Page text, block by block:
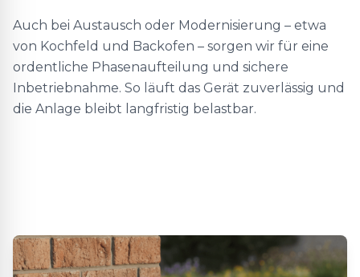
Auch bei Austausch oder Modernisierung – etwa
von Kochfeld und Backofen – sorgen wir für eine
ordentliche Phasenaufteilung und sichere
Inbetriebnahme. So läuft das Gerät zuverlässig und
die Anlage bleibt langfristig belastbar.